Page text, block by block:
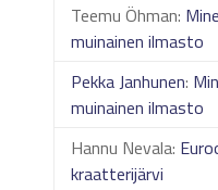
Teemu Öhman:
muinainen ilmasto
Pekka Janhunen:
muinainen ilmasto
Hannu Nevala:
kraatterijärvi